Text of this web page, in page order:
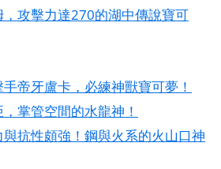
，攻擊力達270的湖中傳說寶可
帝牙盧卡，必練神獸寶可夢！
掌管空間的水龍神！
抗性頗強！鋼與火系的火山口神